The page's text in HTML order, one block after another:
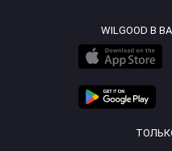
WILGOOD В